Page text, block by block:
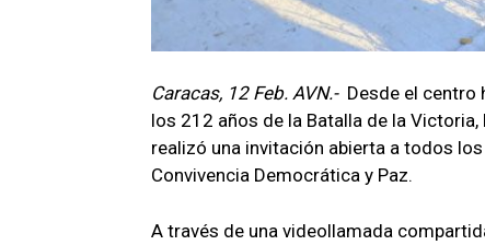
Caracas, 12 Feb. AVN.- Desde el centro
los 212 años de la Batalla de la
realizó una invitación abierta a todos
Convivencia Democrática y Paz.
A través de una videollamada